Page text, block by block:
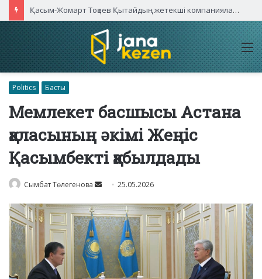
Қасым-Жомарт Тоқаев Қытайдың жетекші компаниялары басшыларымен кездесті
Politics Басты
Мемлекет басшысы Астана
қаласының әкімі Жеңіс
Қасымбекті қабылдады
Сымбат Төлегенова
Send
email
25.05.2026